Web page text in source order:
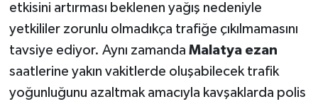
etkisini artırması beklenen yağış nedeniyle
yetkililer zorunlu olmadıkça trafiğe çıkılmamasını
tavsiye ediyor. Aynı zamanda Malatya ezan
saatlerine yakın vakitlerde oluşabilecek trafik
yoğunluğunu azaltmak amacıyla kavşaklarda polis